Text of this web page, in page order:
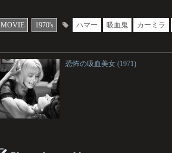
MOVIE 1970's ハマー 吸血鬼 カーミラ
恐怖の吸血美女 (1971)